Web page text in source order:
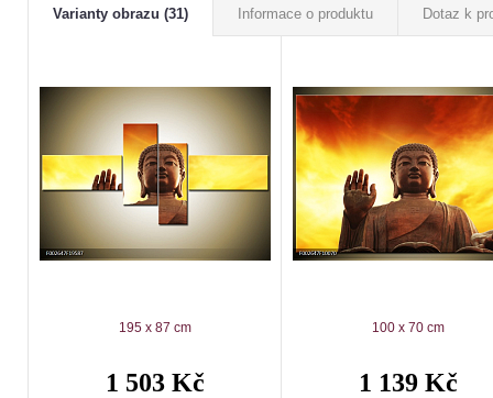
Varianty obrazu (31) Informace o produktu Dotaz k
195 x 87 cm
1 503 Kč
100 x 70 cm
1 139 Kč